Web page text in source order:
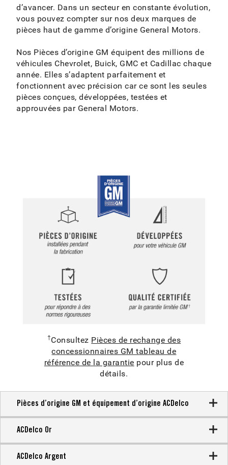
d’avancer. Dans un secteur en constante évolution,
vous pouvez compter sur nos deux marques de
pièces haut de gamme d’origine General Motors.
Nos Pièces d’origine GM équipent des millions de
véhicules Chevrolet, Buick, GMC et Cadillac chaque
année. Elles s’adaptent parfaitement et
fonctionnent avec précision car ce sont les seules
pièces conçues, développées, testées et
approuvées par General Motors.
†Consultez Pièces de rechange des
concessionnaires GM tableau de
référence de la garantie pour plus de
détails.
Pièces d’origine GM et équipement d’origine ACDelco
La prise en charge des véhicules avancés
ACDelco Or
ACDelco Argent